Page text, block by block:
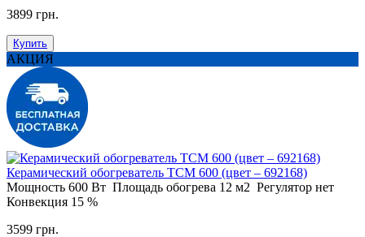
3899 грн.
Купить
АКЦИЯ
Керамический обогреватель ТСМ 600 (цвет – 692168)
Мощность 600 Вт Площадь обогрева 12 м2 Регулятор нет
Конвекция 15 %
3599 грн.